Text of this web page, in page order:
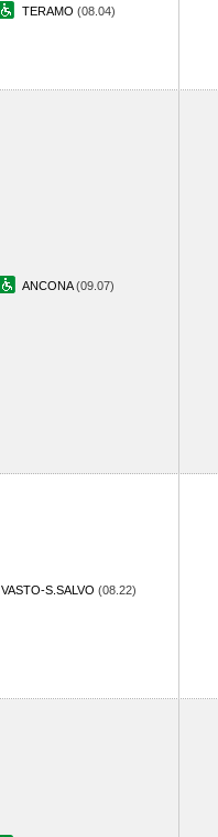
TERAMO (08.04)
ANCONA(09.07)
VASTO-S.SALVO (08.22)